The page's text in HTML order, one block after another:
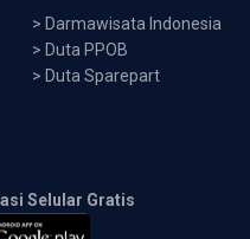
> Darmawisata Indonesia
> Duta PPOB
> Duta Sparepart
Selular Gratis